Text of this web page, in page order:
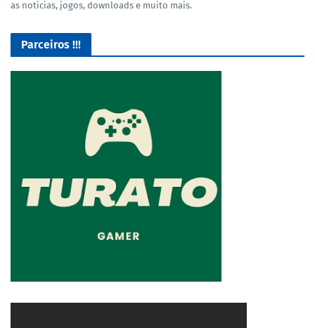
as noticias, jogos, downloads e muito mais.
Parceiros !!!
O Melhor lugar para adquirir seus mods para o Euro Truck